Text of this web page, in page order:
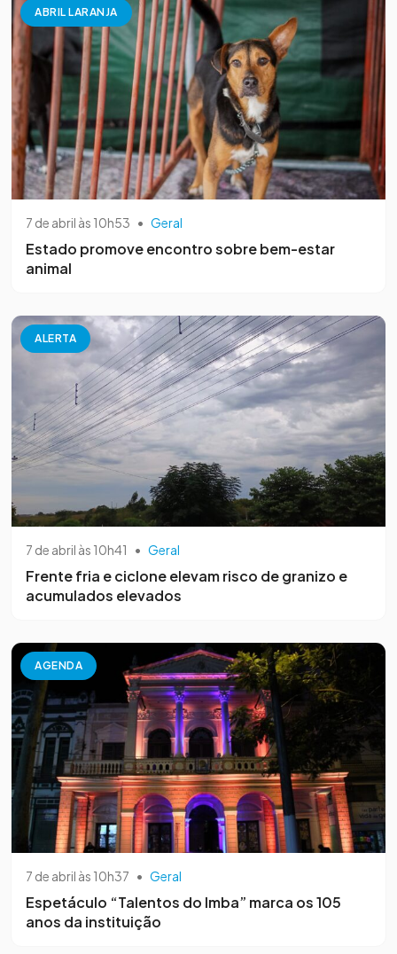
ABRIL LARANJA
7 de abril às 10h53 • Geral
Estado promove encontro sobre bem-estar
animal
ALERTA
7 de abril às 10h41 • Geral
Frente fria e ciclone elevam risco de granizo e
acumulados elevados
AGENDA
7 de abril às 10h37 • Geral
Espetáculo “Talentos do Imba” marca os 105
anos da instituição